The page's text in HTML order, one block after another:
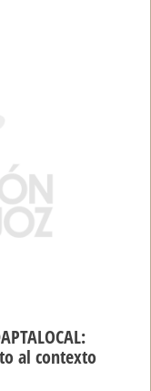
al contexto